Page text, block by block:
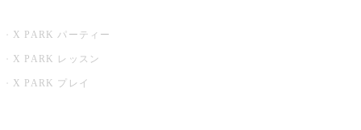
X PARK パーティー
X PARK レッスン
X PARK プレイ